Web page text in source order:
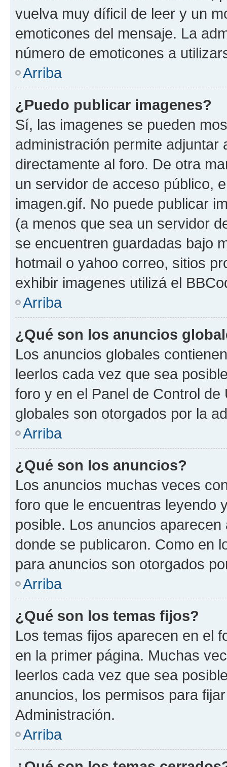
vuelva muy díficil de leer y un
emoticones del mensaje. La
número de emoticones a
Arriba
¿Puedo publicar imagenes?
Sí, las imagenes se pueden
administración permite
directamente al foro. De otra
un servidor de acceso público,
imagen.gif. No puede publicar
(a menos que sea un servidor
se encuentren guardadas bajo
hotmail o yahoo correo, sitios
exhibir imagenes utilizá el
Arriba
¿Qué son los anuncios
Los anuncios globales
leerlos cada vez que sea
foro y en el Panel de Control
globales son otorgados por la
Arriba
¿Qué son los anuncios?
Los anuncios muchas veces
foro que le encuentras leyendo
posible. Los anuncios
donde se publicaron. Como en
para anuncios son otorgados
Arriba
¿Qué son los temas fijos?
Los temas fijos aparecen en el
en la primer página. Muchas
leerlos cada vez que sea
anuncios, los permisos para
Administración.
Arriba